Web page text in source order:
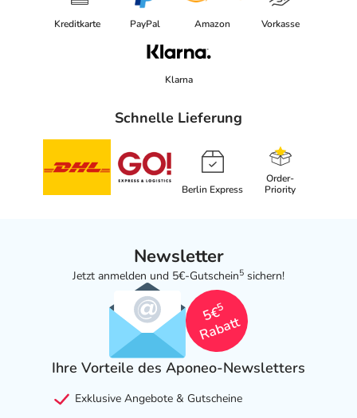
Kreditkarte PayPal Amazon Vorkasse
Klarna
Schnelle Lieferung
Berlin Express
Order-
Priority
Newsletter
Jetzt anmelden und 5€-Gutschein5 sichern!
5€
5
Rabatt
Ihre Vorteile des Aponeo-Newsletters
Exklusive Angebote & Gutscheine